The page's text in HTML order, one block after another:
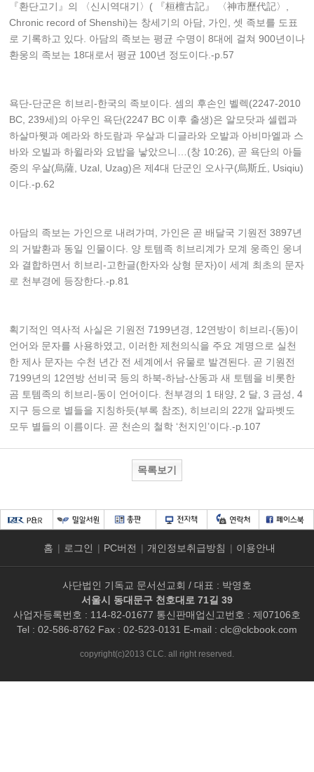
『환단고기』의 〈신시역대기〉( 『桓檀古記』 〈神市歷代記〉,
Chronic record of Shenshi)는 창세기의 아담, 가인, 셋 족보를 도표
로 기록하고 있다. 아담의 족보는 평균 수명이 8대에 걸쳐 900년이나
환웅의 족보는 18대로서 평균 100년 정도이다.-p.57
욕단-단군은 히브리-한국의 족보이다. 셈의 후손인 벨렉(2247-2010
BC, 239세)의 아우인 욕단(2247 BC 이후 출생)은 알모닷과 셀렙과
하살마웻과 예라와 하도람과 우살과 디글라와 오발과 아비마엘과 스
바와 오빌과 하윌라와 요밥을 낳았으니…(창 10:26), 곧 욕단의 아들
중의 우살(烏薩, Uzal, Uzag)은 제4대 단군인 오사구(烏斯丘, Usiqiu)
이다.-p.62
아담의 족보는 가인으로 내려가며, 가인은 곧 배달국 기원전 3897년
의 거발환과 동일 인물이다. 양 토템족 히브리계가 모계 웅족인 웅녀
와 결합하면서 히브리-고한글(한자와 상형 문자)이 세계 최초의 문자
로 천부경에 등장한다.-p.81
획기적인 역사적 사실은 기원전 7199년경, 12연방이 히브리-(동)이
언어와 문자를 사용하였고, 이러한 제천의식을 주요 계명으로 실천
한 제사 문자는 수천 년간 전 세계에서 유물로 발견된다. 곧 기원전
7199년의 12연방 선비국 등의 하북-하남-산동과 새 토템을 비롯한
곰 토템족의 히브리-동이 언어이다. 천부경의 1 태양, 2 달, 3 금성, 4
지구 등으로 별들을 지칭하듯(부록 참조), 히브리의 22개 알파벳도
모두 별들의 이름이다. 곧 천손의 철학 ‘천지인’이다.-p.107
목록보기
홈 | 로그인 | PC버전 | 개인정보취급방침 | 이용안내
사단법인 기독교 문서선교회 / 대표 : 박영호
서울시 동대문구 천호대로 71길 39
사업자등록번호 : 114-82-01677 통신판매업신고번호 : 제07106호
Tel : 02-586-8762 Fax : 02-523-0131 E-mail : clc@clcbook.com
copyright(c)2013 CLC. all right reserved.